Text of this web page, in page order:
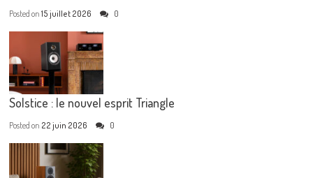
Posted on15 juillet 2026 0
Solstice : le nouvel esprit Triangle
Posted on 22 juin 2026 0